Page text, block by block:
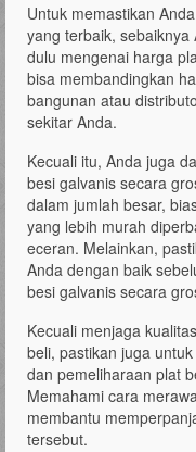
Untuk memastikan
yang terbaik,
dulu mengenai harga
bisa membandingkan
bangunan atau
sekitar Anda.
Kecuali itu, Anda juga
besi galvanis secara
dalam jumlah besar,
yang lebih murah
eceran. Melainkan,
Anda dengan baik
besi galvanis secara
Kecuali menjaga
beli, pastikan juga
dan pemeliharaan plat
Memahami cara
membantu
tersebut.